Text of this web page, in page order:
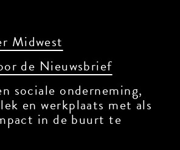
Midwest
de Nieuwsbrief
sociale onderneming,
en werkplaats met als
in de buurt te